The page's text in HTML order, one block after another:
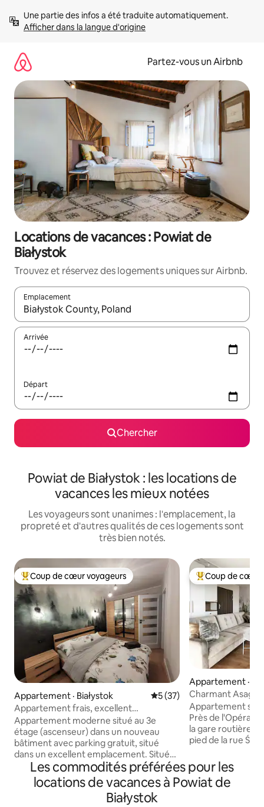
directement
Afficher dans la langue d'origine
Partez-vous un Airbnb
Locations de vacances : Powiat de
Białystok
Trouvez et réservez des logements uniques sur Airbnb.
Emplacement
Quand les résultats sont affichés, parcourez-les en utilisant
Arrivée
Départ
Chercher
Powiat de Białystok : les locations de
vacances les mieux notées
Les voyageurs sont unanimes : l'emplacement, la
propreté et d'autres qualités de ces logements sont
très bien notés.
Coup de cœur voyageurs parmi les plus aimés
Coup de cœur voyageurs
Appartement · Białystok Note moyenne de 5 sur 5,
5 (37)
Appartement frais, excellent
emplacement
Appartement moderne situé au 3e
étage (ascenseur) dans un nouveau
bâtiment avec parking gratuit, situé
dans un excellent emplacement. Situé
dans un quartier calme. L'appartement
dispose d'une connexion Wi-Fi 5Ghz
gratuite (300 Mo/s), d'une télévision
avec applications, d'un lit dans la
Coup de cœur
Coup de cœur
Appartement ·
Charmant Asagi
parking gratuit
Appartement
Près de l'Opéra,
la gare routière.
pied de la rue Św.
technologie de
supérieure de
proximité. Un
Les commodités préférées pour les
locations de vacances à Powiat de
Białystok